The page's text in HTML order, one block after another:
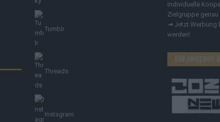
Tumblr
Threads
Instagram
individuelle
Zielgruppe
➔ Jetzt Werbung
werden!
EIN ANGEBOT